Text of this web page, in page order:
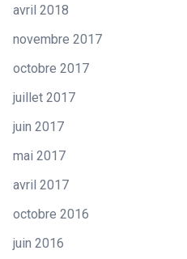
avril 2018
novembre 2017
octobre 2017
juillet 2017
juin 2017
mai 2017
avril 2017
octobre 2016
juin 2016